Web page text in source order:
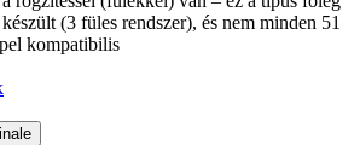
(3 füles rendszer), és nem minden 51
kompatibilis